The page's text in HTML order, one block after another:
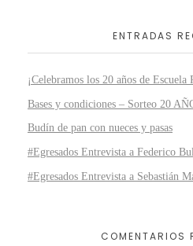
ENTRADAS
¡Celebramos los 20 años de Escuela
Bases y condiciones – Sorteo 20
Budín de pan con nueces y pasas
#Egresados Entrevista a Federico
#Egresados Entrevista a Sebastián
COMENTARIOS